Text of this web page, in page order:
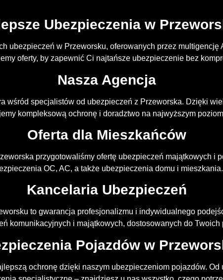
Ubezpieczenia w
ubezpieczeń w Przeworsku, oferowanych przez multigencję
oferty, by zapewnić Ci najtańsze ubezpieczenie bez
Nasza Agencja
wśród specjalistów od ubezpieczeń z Przeworska. Dzięki
kompleksową ochronę i doradztwo na najwyższym
Oferta dla Mieszkańców
przygotowaliśmy ofertę ubezpieczeń majątkowych i
OC, AC, a także ubezpieczenia domu i mieszkania.
Kancelaria Ubezpieczeń
to gwarancja profesjonalizmu i indywidualnego
komunikacyjnych i majątkowych, dostosowanych do Twoich
Pojazdów w
ochronę dzięki naszym ubezpieczeniom pojazdów.